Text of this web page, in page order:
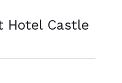
Hotel Castle